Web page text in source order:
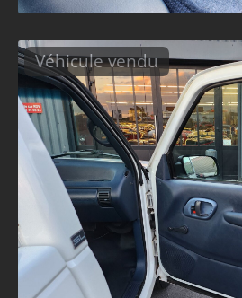
Véhicule vendu